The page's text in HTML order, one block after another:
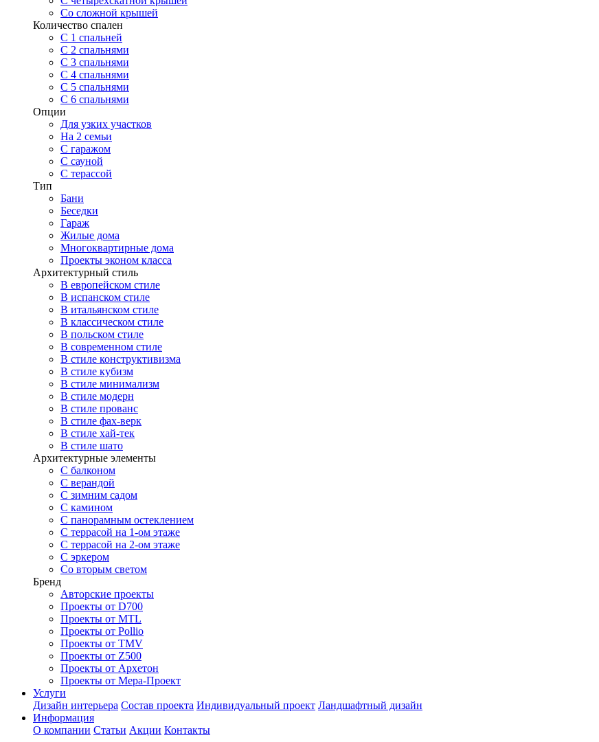
Со сложной крышей
Количество спален
С 1 спальней
С 2 спальнями
С 3 спальнями
С 4 спальнями
С 5 спальнями
С 6 спальнями
Опции
Для узких участков
На 2 семьи
С гаражом
С сауной
С терассой
Тип
Бани
Беседки
Гараж
Жилые дома
Многоквартирные дома
Проекты эконом класса
Архитектурный стиль
В европейском стиле
В испанском стиле
В итальянском стиле
В классическом стиле
В польском стиле
В современном стиле
В стиле конструктивизма
В стиле кубизм
В стиле минимализм
В стиле модерн
В стиле прованс
В стиле фах-верк
В стиле хай-тек
В стиле шато
Архитектурные элементы
С балконом
С верандой
С зимним садом
С камином
С панорамным остеклением
С террасой на 1-ом этаже
С террасой на 2-ом этаже
С эркером
Со вторым светом
Бренд
Авторские проекты
Проекты от D700
Проекты от MTL
Проекты от Pollio
Проекты от TMV
Проекты от Z500
Проекты от Архетон
Проекты от Мера-Проект
Услуги
Дизайн интерьера Состав проекта Индивидуальный проект Ландшафтный дизайн
Информация
О компании Статьи Акции Контакты